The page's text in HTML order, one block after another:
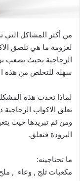
من أكثر المشاكل
لعزومة ما هي تلصق
الزجاجية بحيث يصعب
سهلة للتخلص من هذه
لماذا تحدث هذه
تعلق الاكواب
ومن ثم تبريدها حيث
البرودة فتعلق.
ما تحتاجينه:
مكعبات ثلج , وعاء ,